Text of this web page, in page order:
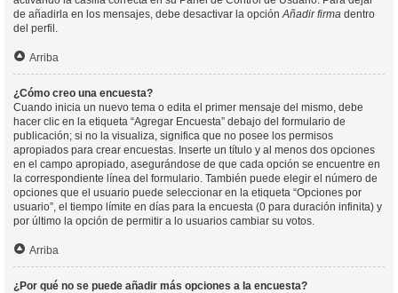
de añadirla en los mensajes, debe desactivar la opciónAñadir firma dentro
del perfil.
Arriba
¿Cómo creo una encuesta?
Cuando inicia un nuevo tema o edita el primer mensaje del mismo, debe
hacer clic en la etiqueta “Agregar Encuesta” debajo del formulario de
publicación; si no la visualiza, significa que no posee los permisos
apropiados para crear encuestas. Inserte un título y al menos dos opciones
en el campo apropiado, asegurándose de que cada opción se encuentre en
la correspondiente línea del formulario. También puede elegir el número de
opciones que el usuario puede seleccionar en la etiqueta “Opciones por
usuario”, el tiempo límite en días para la encuesta (0 para duración infinita) y
por último la opción de permitir a lo usuarios cambiar su votos.
Arriba
¿Por qué no se puede añadir más opciones a la encuesta?